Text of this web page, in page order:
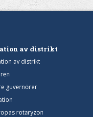
av distrikt
av distrikt
guvernörer
rotaryzon